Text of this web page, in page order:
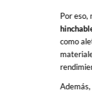
Por eso,
como